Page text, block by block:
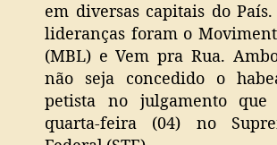
em diversas capitais do
lideranças foram o
(MBL) e Vem pra Rua.
não seja concedido o
petista no julgamento que
quarta-feira (04) no